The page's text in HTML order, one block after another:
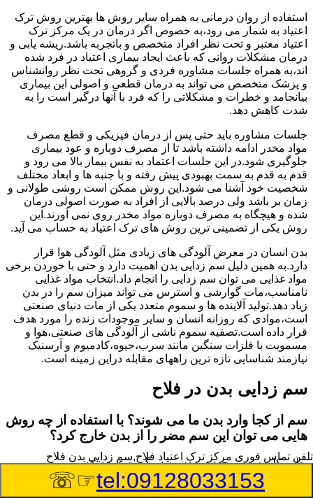
استفاده از روان درمانی به همراه سایر روش ها بهترین روش ترک
اعتیاد به شمار می رود،به خصوص اگر درمان در یک مرکز ترک
اعتیاد معتبر و تحت نظر افراد متخصص و باتجربه باشد.ریشه یابی و
درمان مشکلات روانی که باعث ایجاد بیماری اعتیاد در فرد شده
اند،به همراه جلسات مشاوره فردی و گروهی تحت نظر روانشناس
و پزشک متخصص می تواند به درمان قطعی و اصولی این بیماری
بیانجامد و خطرات و مشکلاتی را که فرد با آنها درگیر است را به
شدت کاهش دهد.
جلسات مشاوره باید حتی پس از درمان فیزیکی و قطع مصرف
مواد مخدر ادامه داشته باشد تا از مصرف دوباره و عود بیماری
جلوگیری شود.در این جلسات اعتماد به نفس بیمار بالا می رود و
قدم به قدم به سمت بهبودی پیش رفته و با جنبه ها و ابعاد مختلف
شخصیت خود آشنا می شود.این روش ممکن است روشی طولانی و
زمان بر باشد ولی درصد بالایی از افراد به صورت اصولی درمان
شده و هیچگاه به مصرف دوباره مواد مخدر روی نمی آورند.این
روش یکی از تضمینی ترین روش های ترک اعتیاد به حساب می آید.
بدن انسان در معرض آلودگی های زیادی مثل آلودگی هوا قرار
دارد.به همین دلیل سم زدایی بدن اهمیت دارد و حتی با خوردن برخی
مواد غذایی می توان سم زدایی را انجام داد.انتخاب مواد غذایی
نامناسب،مات گوارشی و استرس می تواند میزان سم را در بدن
زیاد دهد.تولید آلاینده ها و سموم متعدد یکی از مات دنیای صنعتی
است،موادی که روزانه انسان و سایر موجودات زنده را مورد هدف
قرار داده است.تصفیه سموم ناشی از آلودگی های صنعتی،هوا و
مسمویت با فلزات سنگین مانند سرب،جیوه،کادمیوم و آرسنیک
نیازمند شناسایی تازه ترین راههای مقابله دراین زمینه است.
سم زدایی بدن در فلاح
سم از کجا وارد بدن ما می شوند؟ با استفاده از چه روش
هایی می توان این سم مضر را از بدن خارج کرد؟
بطور کلی سم موجود در بدن به دو گروه عمده تقسیم می
شوند.بخش بزرگی از این سموم مثل مواد به جا مانده از سموم
گیاهی و آفت کش ها،فلزات سنگین ناشی از آلودگی هوا،انواع
تلفن تماس فوری مرکز ترک اعتیاد فلاح,سم زدایی بدن فلاح
tel:09128033153
☞☏